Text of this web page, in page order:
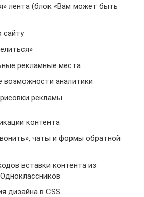
лента (блок «Вам может быть
сайту
рекламные места
возможности аналитики
рекламы
контента
чаты и формы обратной
вставки контента из
дизайна в CSS